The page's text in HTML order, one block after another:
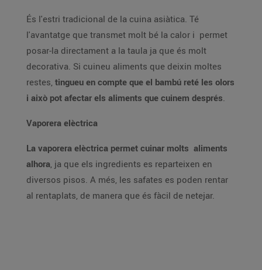
És l'estri tradicional de la cuina asiàtica. Té
l'avantatge que transmet molt bé la calor i permet
posar-la directament a la taula ja que és molt
decorativa. Si cuineu aliments que deixin moltes
restes, tingueu en compte que el bambú reté les olors
i això pot afectar els aliments que cuinem després.
Vaporera elèctrica
La vaporera elèctrica permet cuinar molts aliments
alhora, ja que els ingredients es reparteixen en
diversos pisos. A més, les safates es poden rentar
al rentaplats, de manera que és fàcil de netejar.